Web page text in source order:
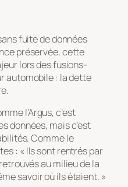
fuite de données
préservée, cette
lors des fusions-
automobile : la dette
l’Argus, c’est
données, mais c’est
Comme le
: « Ils sont rentrés par
au milieu de la
savoir où ils étaient. »